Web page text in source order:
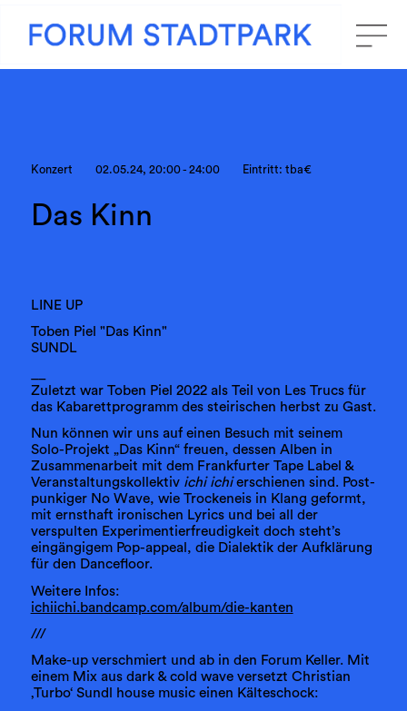
Konzert 02.05.24, 20:00 - 24:00 Eintritt: tba€
Das Kinn
LINE UP
Toben Piel "Das Kinn"
SUNDL
Zuletzt war Toben Piel 2022 als Teil von Les Trucs für
das Kabarettprogramm des steirischen herbst zu Gast.
Nun können wir uns auf einen Besuch mit seinem
Solo-Projekt „Das Kinn“ freuen, dessen Alben in
Zusammenarbeit mit dem Frankfurter Tape Label &
Veranstaltungskollektiv ichi ichierschienen sind. Post-
punkiger No Wave, wie Trockeneis in Klang geformt,
mit ernsthaft ironischen Lyrics und bei all der
verspulten Experimentierfreudigkeit doch steht’s
eingängigem Pop-appeal, die Dialektik der Aufklärung
für den Dancefloor.
Weitere Infos:
ichiichi.bandcamp.com/album/die-kanten
///
Make-up verschmiert und ab in den Forum Keller. Mit
einem Mix aus dark & cold wave versetzt Christian
‚Turbo‘ Sundl house music einen Kälteschock: